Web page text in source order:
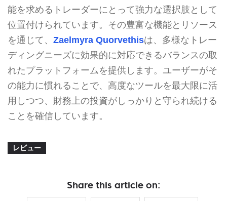
能を求めるトレーダーにとって強力な選択肢として
位置付けられています。その豊富な機能とリソース
を通じて、 Zaelmyra Quorvethisは、多様なトレー
ディングニーズに効果的に対応できるバランスの取
れたプラットフォームを提供します。ユーザーがそ
の能力に慣れることで、高度なツールを最大限に活
用しつつ、財務上の投資がしっかりと守られ続ける
ことを確信しています。
レビュー
Share this article on: